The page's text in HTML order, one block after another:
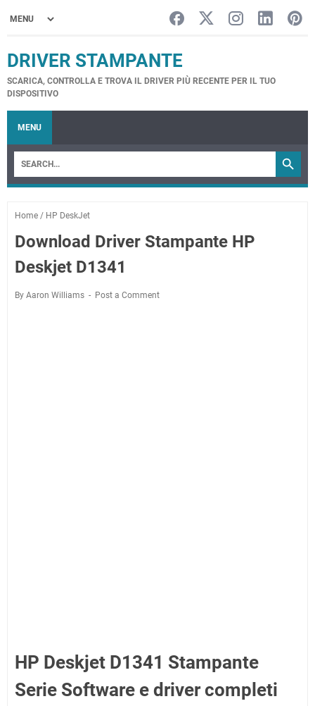
DRIVER STAMPANTE
SCARICA, CONTROLLA E TROVA IL DRIVER PIÙ RECENTE PER IL TUO
DISPOSITIVO
MENU
Home / HP DeskJet
Download Driver Stampante HP
Deskjet D1341
By Aaron Williams Post a Comment
HP Deskjet D1341 Stampante
Serie Software e driver completi